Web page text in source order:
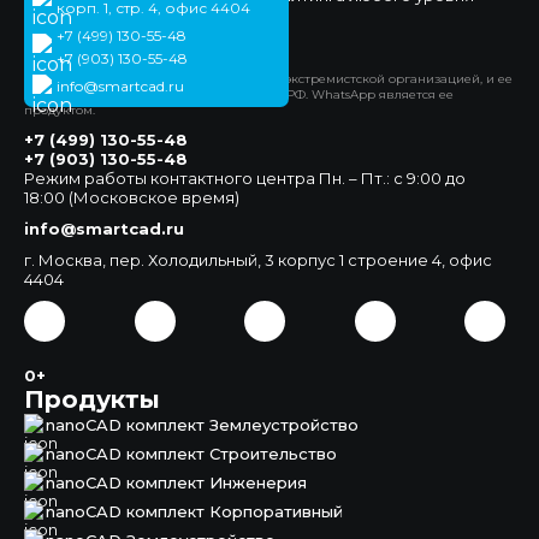
корп. 1, стр. 4, офис 4404
+7 (499) 130-55-48
+7 (903) 130-55-48
info@smartcad.ru
сложности.
Официальный сайт
*Компания Meta Platforms Inc. признана экстремистской организацией, и ее
деятельность запрещена на территории РФ. WhatsApp является ее
продуктом.
Продукты
nanoCAD комплект Землеустройство
nanoCAD комплект Строительство
nanoCAD комплект Инженерия
nanoCAD комплект Корпоративный
+7 (499) 130-55-48
+7 (903) 130-55-48
Режим работы контактного центра Пн. – Пт.: с 9:00 до
18:00 (Московское время)
info@smartcad.ru
г. Москва, пер. Холодильный, 3 корпус 1 строение 4, офис
4404
0+